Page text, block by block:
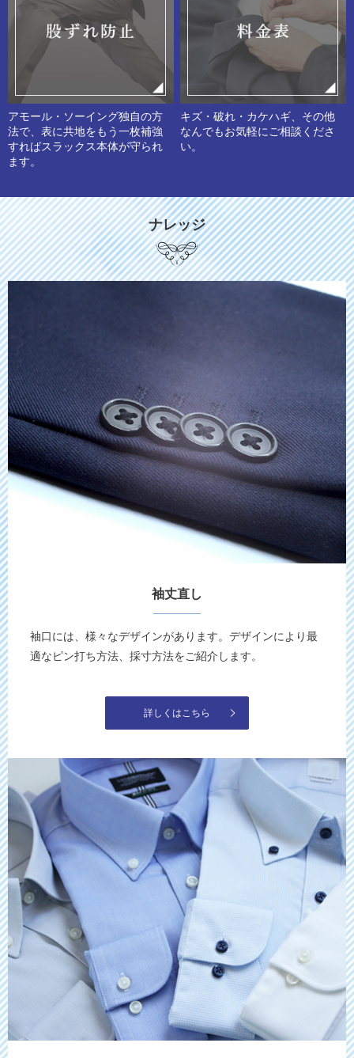
アモール・ソーイング独自の方
法で、表に共地をもう一枚補強
すればスラックス本体が守られ
ます。
キズ・破れ・カケハギ、その他
なんでもお気軽にご相談くださ
い。
ナレッジ
袖丈直し
袖口には、様々なデザインがあります。デザインにより最
適なピン打ち方法、採寸方法をご紹介します。
詳しくはこちら